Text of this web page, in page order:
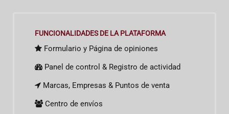
FUNCIONALIDADES DE LA PLATAFORMA
Formulario y Página de opiniones
Panel de control & Registro de actividad
Marcas, Empresas & Puntos de venta
Centro de envíos